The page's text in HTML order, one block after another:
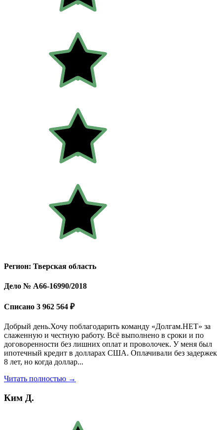
Регион: Тверская область
Дело № А66-16990/2018
Списано 3 962 564 ₽
Добрый день.Хочу поблагодарить команду «Долгам.НЕТ» за
слаженную и честную работу. Всё выполнено в сроки и по
договоренности без лишних оплат и проволочек. У меня был
ипотечный кредит в долларах США. Оплачивали без задержек
8 лет, но когда доллар...
Читать полностью →
Ким Д.